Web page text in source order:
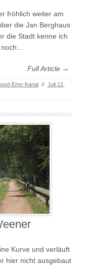
fröhlich weiter am
die Jan Berghaus
die Stadt kenne ich
Full Article →
Ems-Kanal // Juli 12,
Kurve und verläuft
hier nicht ausgebaut